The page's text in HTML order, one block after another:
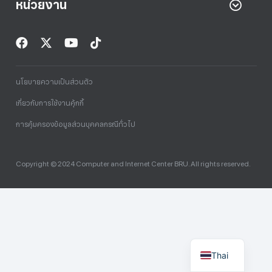
หน่วยงาน
Copyright © 2024 Computer and Internet Center BRU. All rights reserved.
นโยบายความเป็นส่วนตัว
เกี่ยวกับการใช้งานคุ้กกี้
การคุ้มครองข้อมูลส่วนบุคคลกรณีทั่วไป
Thai